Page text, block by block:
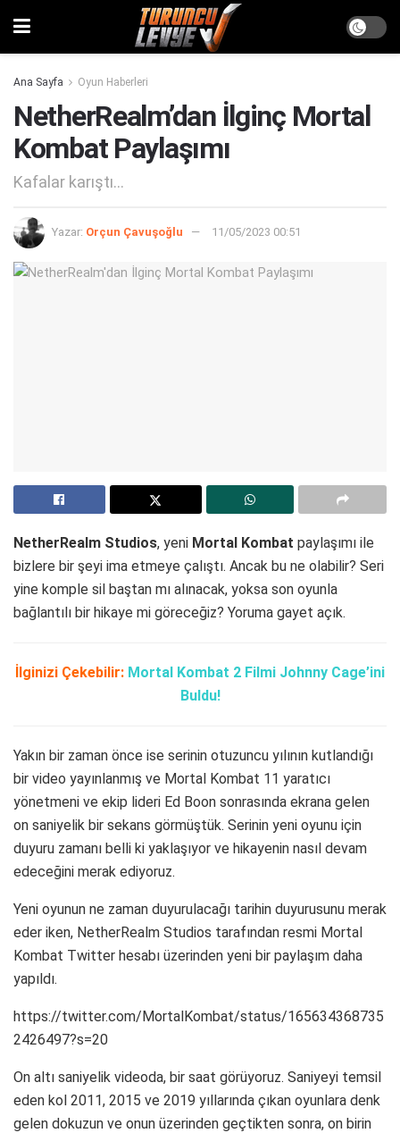
Ana Sayfa Oyun Haberleri
NetherRealm’dan İlginç Mortal
Kombat Paylaşımı
Kafalar karıştı...
Yazar: Orçun Çavuşoğlu 11/05/2023 00:51
NetherRealm Studios, yeni Mortal Kombat paylaşımı ile
bizlere bir şeyi ima etmeye çalıştı. Ancak bu ne olabilir? Seri
yine komple sil baştan mı alınacak, yoksa son oyunla
bağlantılı bir hikaye mi göreceğiz? Yoruma gayet açık.
İlginizi Çekebilir: Mortal Kombat 2 Filmi Johnny Cage’ini
Buldu!
Yakın bir zaman önce ise serinin otuzuncu yılının kutlandığı
bir video yayınlanmış ve Mortal Kombat 11 yaratıcı
yönetmeni ve ekip lideri Ed Boon sonrasında ekrana gelen
on saniyelik bir sekans görmüştük. Serinin yeni oyunu için
duyuru zamanı belli ki yaklaşıyor ve hikayenin nasıl devam
edeceğini merak ediyoruz.
Yeni oyunun ne zaman duyurulacağı tarihin duyurusunu merak
eder iken, NetherRealm Studios tarafından resmi Mortal
Kombat Twitter hesabı üzerinden yeni bir paylaşım daha
yapıldı.
https://twitter.com/MortalKombat/status/165634368735
2426497?s=20
On altı saniyelik videoda, bir saat görüyoruz. Saniyeyi temsil
eden kol 2011, 2015 ve 2019 yıllarında çıkan oyunlara denk
gelen dokuzun ve onun üzerinden geçtikten sonra, on birin